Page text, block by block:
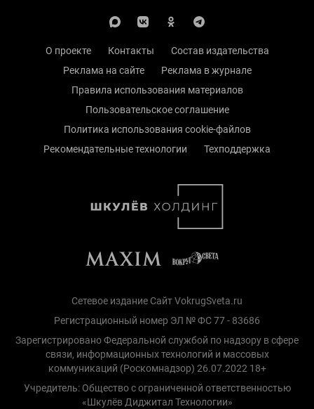
О проекте Контакты
Состав издательства
Реклама на сайте
Реклама в журнале
Правила использования материалов
Пользовательское соглашение
Политика использования cookie-файлов
Рекомендательные технологии
Техподдержка
Сетевое издание Сайт VokrugSveta.ru
Регистрационный номер ЭЛ № ФС 77 - 83686
Зарегистрировано Федеральной службой по надзору в сфере
связи, информационных технологий и массовых
коммуникаций (Роскомнадзор) 26.07.2022 18+
Учредитель: Общество с ограниченной ответственностью
«Шкулёв Диджитал Технологии»